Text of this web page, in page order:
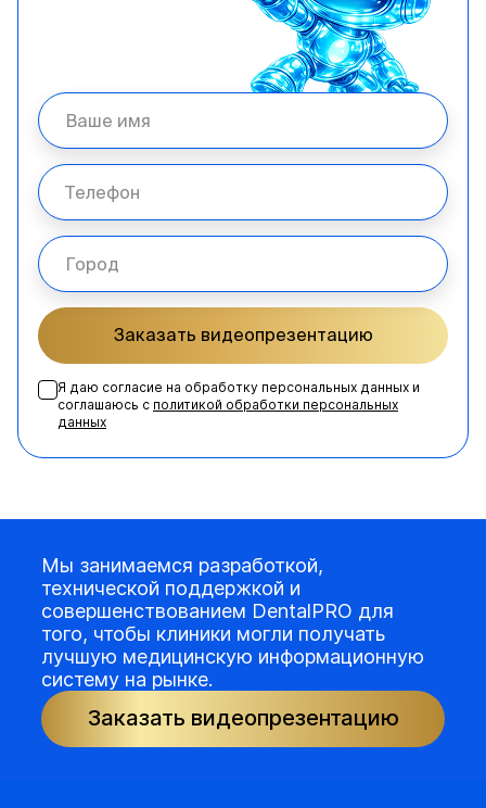
Заказать видеопрезентацию
Я даю согласие на обработку персональных данных и
соглашаюсь с политикой обработки персональных
данных
Мы занимаемся разработкой,
технической поддержкой и
совершенствованием DentalPRO для
того, чтобы клиники могли получать
лучшую медицинскую информационную
систему на рынке.
Заказать видеопрезентацию